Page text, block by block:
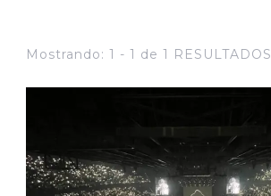
Mostrando: 1 - 1 de 1 RESULTADOS